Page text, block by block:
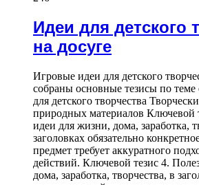
Идеи для детского
на досуге
Игровые идеи для детского
собраны основные тезисы по
для детского творчества
природных материалов Ключевой
идеи для жизни, дома, заработка,
заголовках обязательно
предмет требует аккуратного
действий. Ключевой тезис 4.
дома, заработка, творчества, в